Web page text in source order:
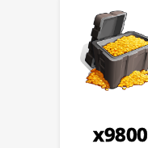
x9800